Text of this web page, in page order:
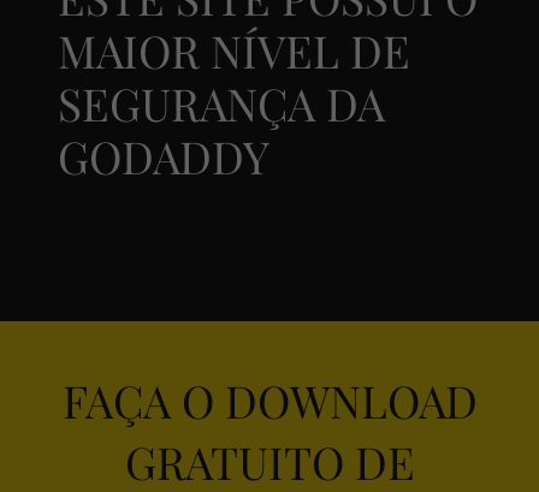
MAIOR NÍVEL DE
SEGURANÇA DA
GODADDY
FAÇA O DOWNLOAD
GRATUITO DE